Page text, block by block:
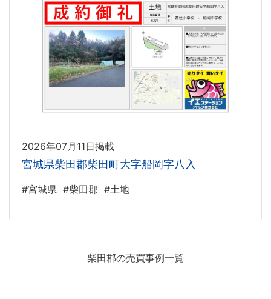
2026年07月11日掲載
宮城県柴田郡柴田町大字船岡字八入
#宮城県 #柴田郡 #土地
柴田郡の売買事例一覧